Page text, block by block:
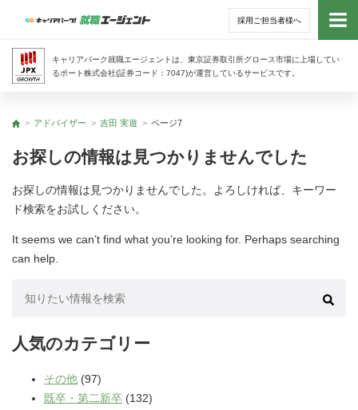
採用ご担当者様へ
キャリアパーク就職エージェントは、東京証券取引所グロース市場に上場してい
るポート株式会社(証券コード：7047)が運営しているサービスです。
トッ
トップ
アドバイザー 吉田 実遊 ページ7
お探しの情報は見つかりませんでした
お探しの情報は見つかりませんでした。よろしければ、キーワー
ド検索をお試しください。
It seems we can’t find what you’re looking for. Perhaps searching
can help.
人気のカテゴリー
その他 (97)
既卒・第二新卒 (132)